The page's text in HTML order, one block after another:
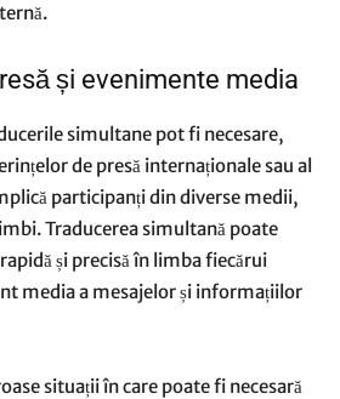
și evenimente media
simultane pot fi necesare,
de presă internaționale sau al
participanți din diverse medii,
Traducerea simultană poate
și precisă în limba fiecărui
media a mesajelor și informațiilor
situații în care poate fi necesară